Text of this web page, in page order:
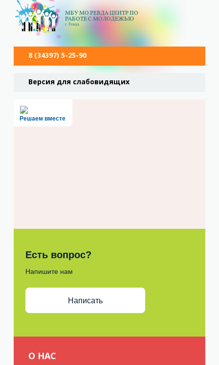
МБУ МО РЕВДА ЦЕНТР ПО
РАБОТЕ С МОЛОДЕЖЬЮ
г. Ревда
8 (34397) 5-25-90
Версия для слабовидящих
Решаем вместе
Есть вопрос?
Напишите нам
Написать
О НАС